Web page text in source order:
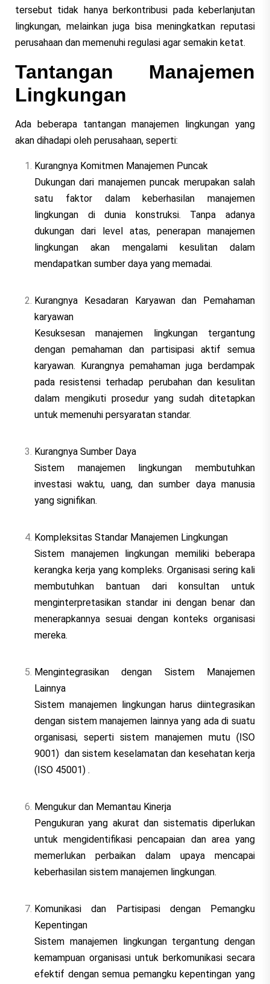
tersebut tidak hanya berkontribusi pada keberlanjutan
lingkungan, melainkan juga bisa meningkatkan reputasi
perusahaan dan memenuhi regulasi agar semakin ketat.
Tantangan Manajemen
Lingkungan
Ada beberapa tantangan manajemen lingkungan yang
akan dihadapi oleh perusahaan, seperti:
Kurangnya Komitmen Manajemen Puncak
Dukungan dari manajemen puncak merupakan salah
satu faktor dalam keberhasilan manajemen
lingkungan di dunia konstruksi. Tanpa adanya
dukungan dari level atas, penerapan manajemen
lingkungan akan mengalami kesulitan dalam
mendapatkan sumber daya yang memadai.
Kurangnya Kesadaran Karyawan dan Pemahaman
karyawan
Kesuksesan manajemen lingkungan tergantung
dengan pemahaman dan partisipasi aktif semua
karyawan. Kurangnya pemahaman juga berdampak
pada resistensi terhadap perubahan dan kesulitan
dalam mengikuti prosedur yang sudah ditetapkan
untuk memenuhi persyaratan standar.
Kurangnya Sumber Daya
Sistem manajemen lingkungan membutuhkan
investasi waktu, uang, dan sumber daya manusia
yang signifikan.
Kompleksitas Standar Manajemen Lingkungan
Sistem manajemen lingkungan memiliki beberapa
kerangka kerja yang kompleks. Organisasi sering kali
membutuhkan bantuan dari konsultan untuk
menginterpretasikan standar ini dengan benar dan
menerapkannya sesuai dengan konteks organisasi
mereka.
Mengintegrasikan dengan Sistem Manajemen
Lainnya
Sistem manajemen lingkungan harus diintegrasikan
dengan sistem manajemen lainnya yang ada di suatu
organisasi, seperti sistem manajemen mutu (ISO
9001) dan sistem keselamatan dan kesehatan kerja
(ISO 45001) .
Mengukur dan Memantau Kinerja
Pengukuran yang akurat dan sistematis diperlukan
untuk mengidentifikasi pencapaian dan area yang
memerlukan perbaikan dalam upaya mencapai
keberhasilan sistem manajemen lingkungan.
Komunikasi dan Partisipasi dengan Pemangku
Kepentingan
Sistem manajemen lingkungan tergantung dengan
kemampuan organisasi untuk berkomunikasi secara
efektif dengan semua pemangku kepentingan yang